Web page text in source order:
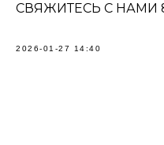
СВЯЖИТЕСЬ С НАМИ 8
2026-01-27 14:40